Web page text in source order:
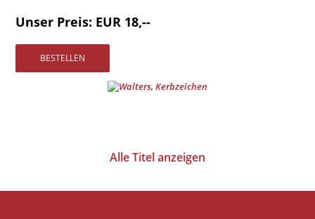
AGB
Vertrag widerrufen
Widerrufsbelehrung
Unser Preis: EUR 18,--
Alle Titel anzeigen